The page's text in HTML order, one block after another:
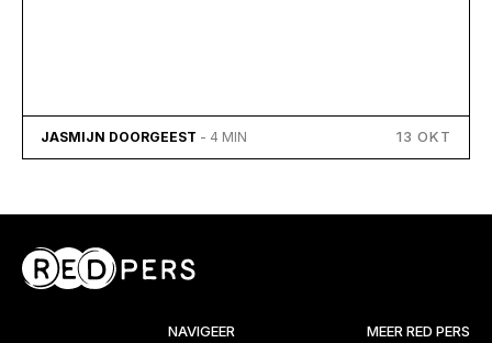
JASMIJN DOORGEEST - 4 MIN 13 OKT
NAVIGEER MEER RED PERS